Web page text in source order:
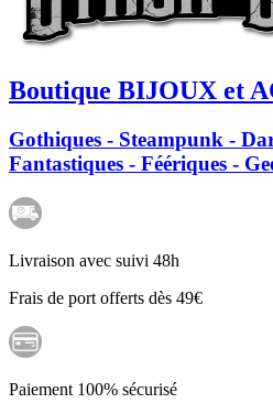
Boutique BIJOUX et
Gothiques - Steampunk -
Fantastiques - Féériques -
Livraison avec suivi 48h
Frais de port offerts dès 49€
Paiement 100% sécurisé